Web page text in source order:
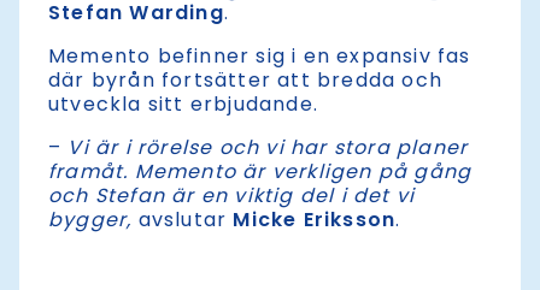
Stefan Warding.
Memento befinner sig i en expansiv fas
där byrån fortsätter att bredda och
utveckla sitt erbjudande.
– Vi är i rörelse och vi har stora planer
framåt. Memento är verkligen på gång
och Stefan är en viktig del i det vi
bygger, avslutar Micke Eriksson.